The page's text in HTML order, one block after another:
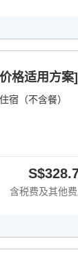
格适用方案
宿（不含餐）
含税费及其他费